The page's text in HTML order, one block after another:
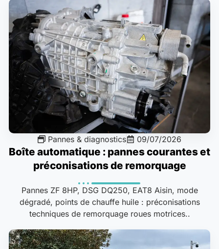
Pannes & diagnostics 09/07/2026
Boîte automatique : pannes courantes et
préconisations de remorquage
Pannes ZF 8HP, DSG DQ250, EAT8 Aisin, mode
dégradé, points de chauffe huile : préconisations
techniques de remorquage roues motrices..